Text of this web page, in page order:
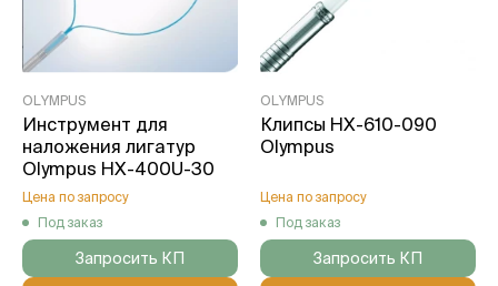
OLYMPUS
Инструмент для
наложения лигатур
Olympus HX-400U-30
Цена по запросу
Под заказ
Запросить КП
OLYMPUS
Клипсы HX-610-090
Olympus
Цена по запросу
Под заказ
Запросить КП